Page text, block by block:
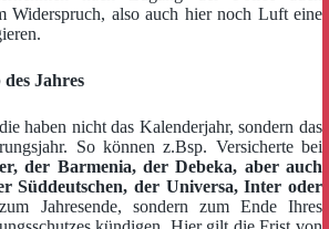
Widerspruch, also auch hier noch Luft eine
Jahres
haben nicht das Kalenderjahr, sondern das
So können z.Bsp. Versicherte bei
der Barmenia, der Debeka, aber auch
Süddeutschen, der Universa, Inter oder
Jahresende, sondern zum Ende Ihres